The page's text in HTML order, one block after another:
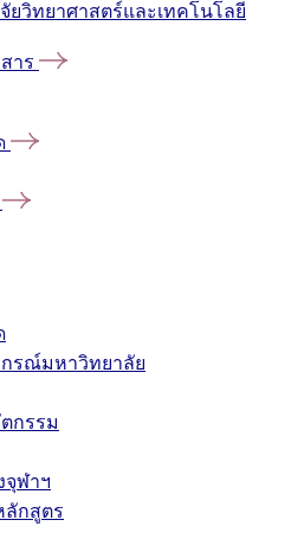
ยวิทยาศาสตร์และเทคโนโลยี
าร
รณ์มหาวิทยาลัย
กรรม
จุฬาฯ
ลักสูตร